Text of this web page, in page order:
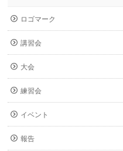
ロゴマーク
講習会
大会
練習会
イベント
報告